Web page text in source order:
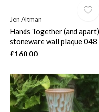
Jen Altman
Hands Together (and apart)
stoneware wall plaque 048
£160.00